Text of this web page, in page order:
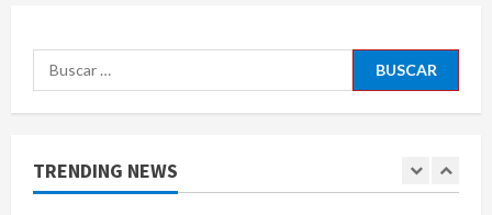
Buscar:
TRENDING NEWS
1
Muere a los 26 años Sydney Towle,
influencer que documentó su lucha